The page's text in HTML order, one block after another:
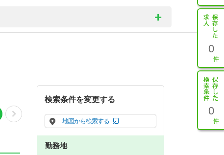
0
0
検索条件を変更する
地図から検索する
勤務地